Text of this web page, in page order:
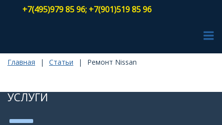
+7(495)979 85 96; +7(901)519 85 96
Главная | Статьи | Ремонт Nissan
УСЛУГИ